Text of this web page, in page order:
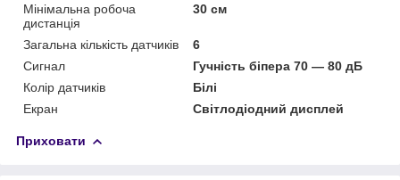
Мінімальна робоча
дистанція
30 см
Загальна кількість датчиків
6
Сигнал
Гучність біпера 70 — 80 дБ
Колір датчиків
Білі
Екран
Світлодіодний дисплей
Приховати